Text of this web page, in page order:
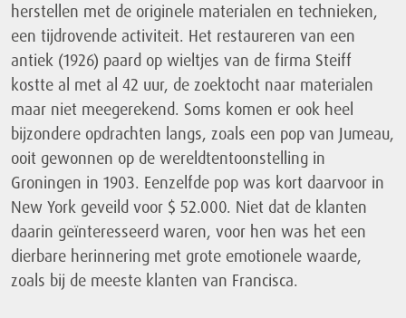
herstellen met de originele materialen en technieken,
een tijdrovende activiteit. Het restaureren van een
antiek (1926) paard op wieltjes van de firma Steiff
kostte al met al 42 uur, de zoektocht naar materialen
maar niet meegerekend. Soms komen er ook heel
bijzondere opdrachten langs, zoals een pop van Jumeau,
ooit gewonnen op de wereldtentoonstelling in
Groningen in 1903. Eenzelfde pop was kort daarvoor in
New York geveild voor $ 52.000. Niet dat de klanten
daarin geïnteresseerd waren, voor hen was het een
dierbare herinnering met grote emotionele waarde,
zoals bij de meeste klanten van Francisca.